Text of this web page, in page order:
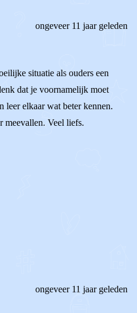
ongeveer 11 jaar geleden
situatie als ouders een
dat je voornamelijk moet
leer elkaar wat beter kennen.
meevallen. Veel liefs.
ongeveer 11 jaar geleden